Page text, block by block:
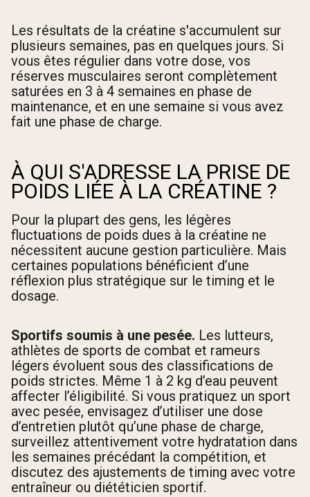
Les résultats de la créatine s'accumulent sur
plusieurs semaines, pas en quelques jours. Si
vous êtes régulier dans votre dose, vos
réserves musculaires seront complètement
saturées en 3 à 4 semaines en phase de
maintenance, et en une semaine si vous avez
fait une phase de charge.
À QUI S'ADRESSE LA PRISE DE
POIDS LIÉE À LA CRÉATINE ?
Pour la plupart des gens, les légères
fluctuations de poids dues à la créatine ne
nécessitent aucune gestion particulière. Mais
certaines populations bénéficient d’une
réflexion plus stratégique sur le timing et le
dosage.
Sportifs soumis à une pesée. Les lutteurs,
athlètes de sports de combat et rameurs
légers évoluent sous des classifications de
poids strictes. Même 1 à 2 kg d’eau peuvent
affecter l’éligibilité. Si vous pratiquez un sport
avec pesée, envisagez d’utiliser une dose
d’entretien plutôt qu’une phase de charge,
surveillez attentivement votre hydratation dans
les semaines précédant la compétition, et
discutez des ajustements de timing avec votre
entraîneur ou diététicien sportif.